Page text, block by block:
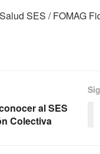
SES / FOMAG
al SES
Colectiva